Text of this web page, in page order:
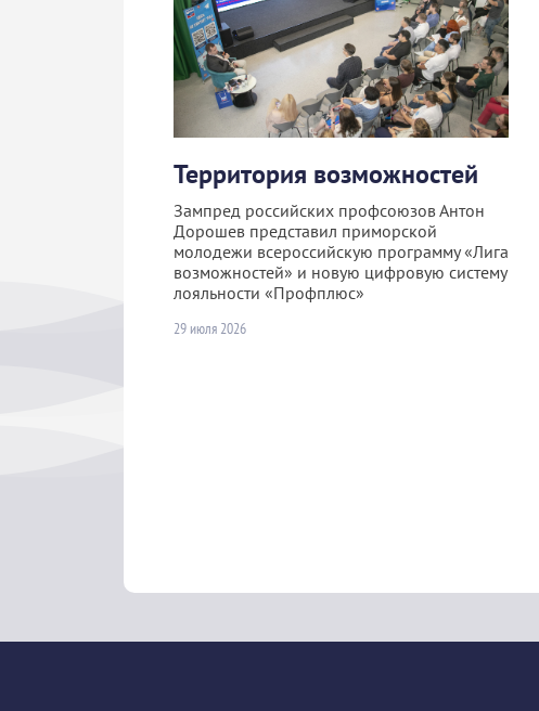
Территория возможностей
Зампред российских профсоюзов Антон
Дорошев представил приморской
молодежи всероссийскую программу «Лига
возможностей» и новую цифровую систему
лояльности «Профплюс»
29 июля 2026